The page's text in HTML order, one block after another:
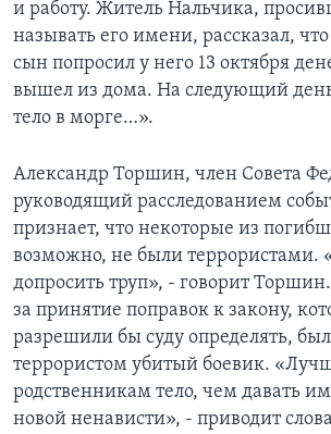
и работу. Житель Нальчика,
называть его имени, рассказал,
сын попросил у него 13 октября
вышел из дома. На следующий
тело в морге…».
Александр Торшин, член Совета
руководящий расследованием
признает, что некоторые из
возможно, не были террористами.
допросить труп», - говорит
за принятие поправок к закону,
разрешили бы суду определять,
террористом убитый боевик.
родственникам тело, чем давать
новой ненависти», - приводит